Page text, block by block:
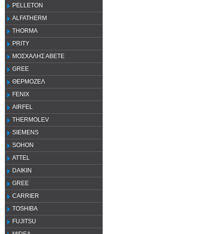
PELLETON
ALFATHERM
THORMA
PRITY
ΜΟΣΧΑΛΗΣ ΑΒΕΤΕ
GREE
ΘΕΡΜΟΖΕΛ
FENIX
AIRFEL
THERMOLEV
SIEMENS
SOHON
ATTEL
DAIKIN
GREE
CARRIER
TOSHIBA
FUJITSU